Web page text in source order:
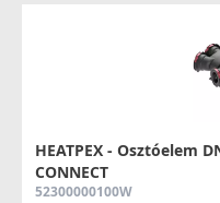
HEATPEX - Osztóelem
CONNECT
52300000100W